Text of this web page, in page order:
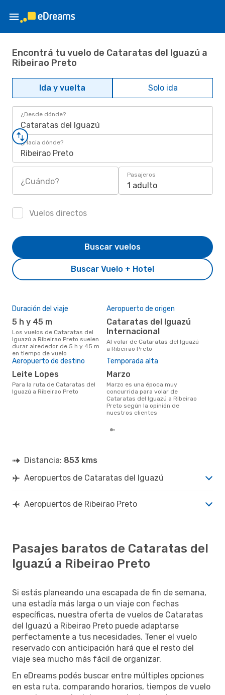
Encontrá tu vuelo de Cataratas del Iguazú a
Ribeirao Preto
Ida y vuelta Solo ida
¿Desde dónde?
Cataratas del Iguazú
¿Hacia dónde?
Ribeirao Preto
¿Cuándo?
Pasajeros
1 adulto
Vuelos directos
Buscar Vuelo + Hotel
Buscar vuelos
Duración del viaje
5 h y 45 m
Los vuelos de Cataratas del
Iguazú a Ribeirao Preto suelen
durar alrededor de 5 h y 45 m
en tiempo de vuelo
Aeropuerto de origen
Cataratas del Iguazú
Internacional
Al volar de Cataratas del Iguazú
a Ribeirao Preto
Aeropuerto de destino
Leite Lopes
Para la ruta de Cataratas del
Iguazú a Ribeirao Preto
Temporada alta
marzo
marzo es una época muy
concurrida para volar de
Cataratas del Iguazú a Ribeirao
Preto según la opinión de
nuestros clientes
Distancia: 853 kms
Aeropuertos de Cataratas del Iguazú
Aeropuertos de Ribeirao Preto
Pasajes baratos de Cataratas del
Iguazú a Ribeirao Preto
Si estás planeando una escapada de fin de semana,
una estadía más larga o un viaje con fechas
específicas, nuestra oferta de vuelos de Cataratas
del Iguazú a Ribeirao Preto puede adaptarse
perfectamente a tus necesidades. Tener el vuelo
reservado con anticipación hará que el resto del
viaje sea mucho más fácil de organizar.
En eDreams podés buscar entre múltiples opciones
en esta ruta, comparando horarios, tiempos de vuelo